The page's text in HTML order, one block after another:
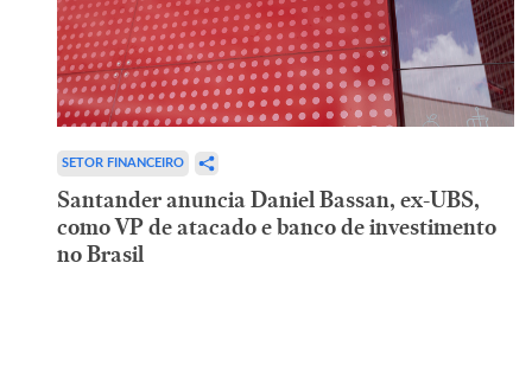
SETOR FINANCEIRO
Santander anuncia Daniel Bassan, ex-UBS,
como VP de atacado e banco de investimento
no Brasil